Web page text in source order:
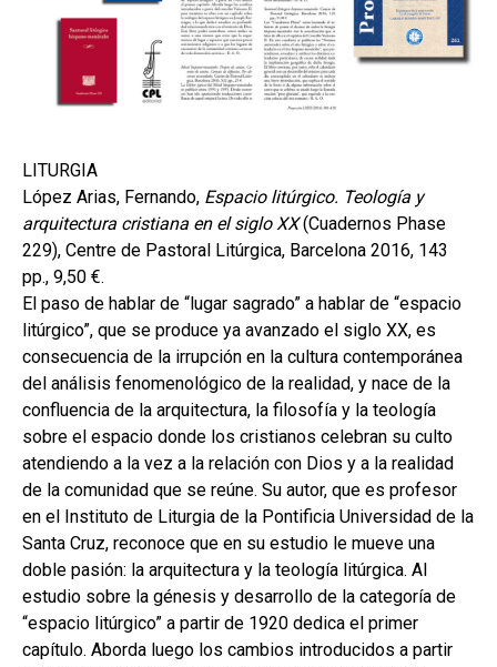
MI CUENTA
ESP
LITURGIA
López Arias, Fernando, Espacio litúrgico. Teología y
arquitectura cristiana en el siglo XX(Cuadernos Phase
229), Centre de Pastoral Litúrgica, Barcelona 2016, 143
pp., 9,50 €.
El paso de hablar de “lugar sagrado” a hablar de “espacio
litúrgico”, que se produce ya avanzado el siglo XX, es
consecuencia de la irrupción en la cultura contemporánea
del análisis fenomenológico de la realidad, y nace de la
confluencia de la arquitectura, la filosofía y la teología
sobre el espacio donde los cristianos celebran su culto
atendiendo a la vez a la relación con Dios y a la realidad
de la comunidad que se reúne. Su autor, que es profesor
en el Instituto de Liturgia de la Pontificia Universidad de la
Santa Cruz, reconoce que en su estudio le mueve una
doble pasión: la arquitectura y la teología litúrgica. Al
estudio sobre la génesis y desarrollo de la categoría de
“espacio litúrgico” a partir de 1920 dedica el primer
capítulo. Aborda luego los cambios introducidos a partir